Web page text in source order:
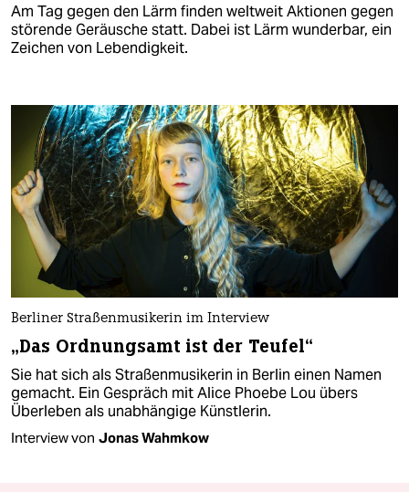
Am Tag gegen den Lärm finden weltweit Aktionen gegen
störende Geräusche statt. Dabei ist Lärm wunderbar, ein
Zeichen von Lebendigkeit.
Berliner Straßenmusikerin im Interview
„Das Ordnungsamt ist der Teufel“
Sie hat sich als Straßenmusikerin in Berlin einen Namen
gemacht. Ein Gespräch mit Alice Phoebe Lou übers
Überleben als unabhängige Künstlerin.
Interview von Jonas Wahmkow